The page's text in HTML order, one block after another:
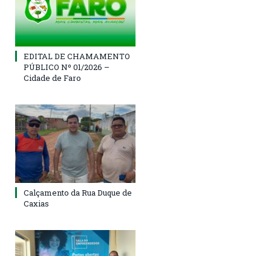
EDITAL DE CHAMAMENTO
PÚBLICO Nº 01/2026 –
Cidade de Faro
Calçamento da Rua Duque de
Caxias